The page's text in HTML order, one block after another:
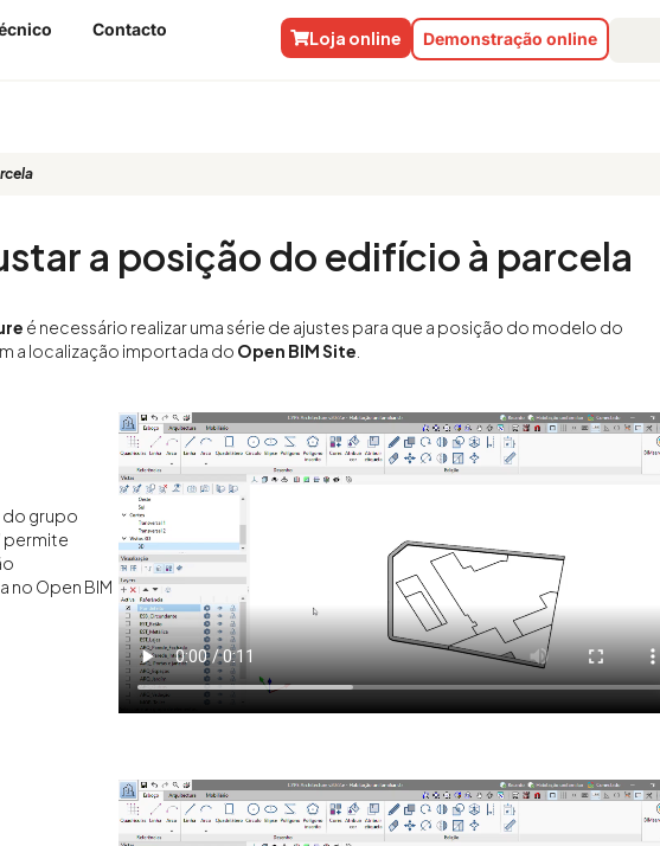
Contacto
Search
...
Demonstração online
Loja online
a posição do edifício à parcela
é necessário realizar uma série de ajustes para que a posição do modelo do
a localização importada do Open BIM Site
do grupo
permite
no Open BIM